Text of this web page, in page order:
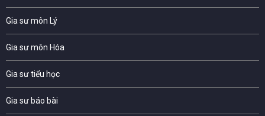
Gia sư môn Lý
Gia sư môn Hóa
Gia sư tiểu học
Gia sư báo bài